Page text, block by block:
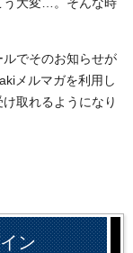
でそのお知らせが
メルマガを利用し
取れるようになり
ン